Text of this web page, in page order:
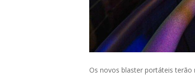
Os novos blaster portáteis